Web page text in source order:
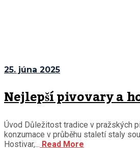
25. júna 2025
Nejlepší pivovary a
Úvod Důležitost tradice v pražských
konzumace v průběhu staletí staly
Hostivar,... Read More